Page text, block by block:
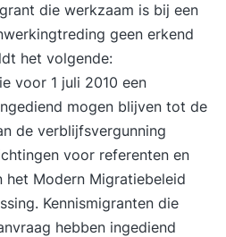
die werkzaam is bij een
geen erkend
het volgende:
voor 1 juli 2010 een
mogen blijven tot de
de verblijfsvergunning
voor referenten en
het Modern Migratiebeleid
Kennismigranten die
hebben ingediend